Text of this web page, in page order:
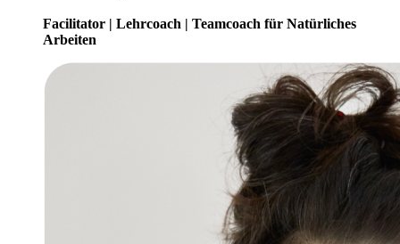
Facilitator | Lehrcoach | Teamcoach für Natürliches
Arbeiten